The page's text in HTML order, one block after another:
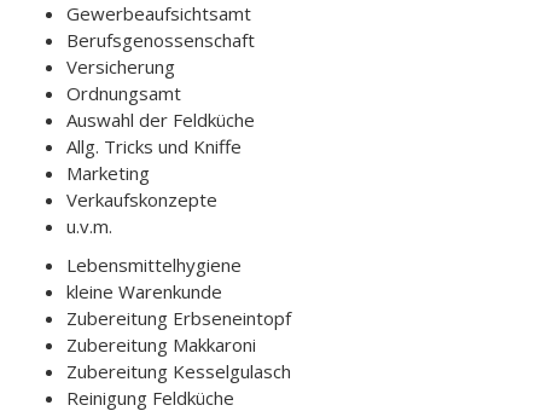
Gewerbeaufsichtsamt
Berufsgenossenschaft
Versicherung
Ordnungsamt
Auswahl der Feldküche
Allg. Tricks und Kniffe
Marketing
Verkaufskonzepte
u.v.m.
Lebensmittelhygiene
kleine Warenkunde
Zubereitung Erbseneintopf
Zubereitung Makkaroni
Zubereitung Kesselgulasch
Reinigung Feldküche